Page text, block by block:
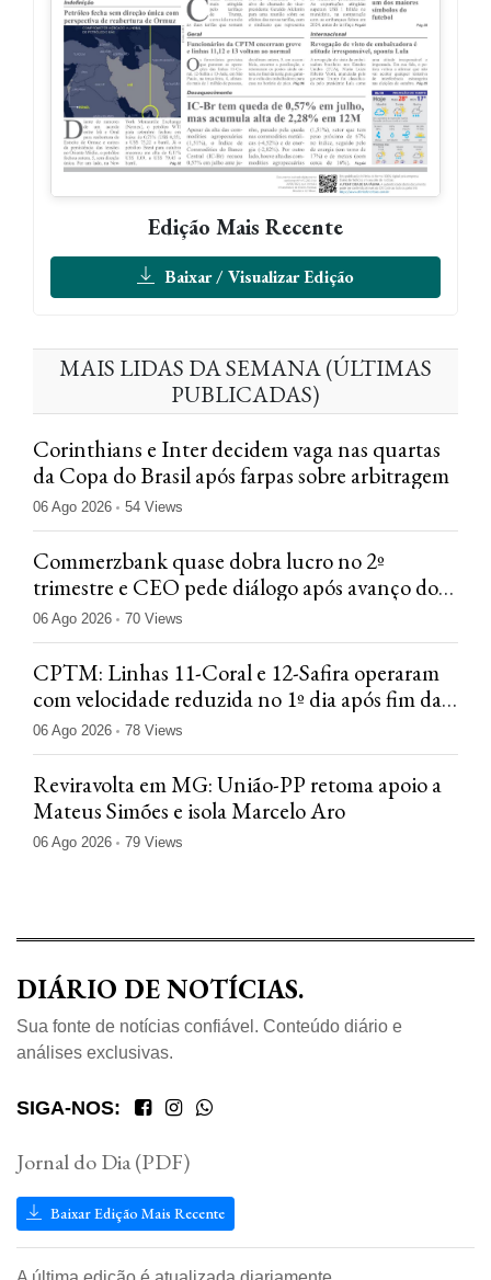
Edição Mais Recente
Baixar / Visualizar Edição
MAIS LIDAS DA SEMANA (ÚLTIMAS
PUBLICADAS)
Corinthians e Inter decidem vaga nas quartas
da Copa do Brasil após farpas sobre arbitragem
06 Ago 2026 54 Views
Commerzbank quase dobra lucro no 2º
trimestre e CEO pede diálogo após avanço do
UniCredit
06 Ago 2026 70 Views
CPTM: Linhas 11-Coral e 12-Safira operaram
com velocidade reduzida no 1º dia após fim da
greve
06 Ago 2026 78 Views
Reviravolta em MG: União-PP retoma apoio a
Mateus Simões e isola Marcelo Aro
06 Ago 2026 79 Views
DIÁRIO DE NOTÍCIAS.
Sua fonte de notícias confiável. Conteúdo diário e
análises exclusivas.
SIGA-NOS:
Jornal do Dia (PDF)
Baixar Edição Mais Recente